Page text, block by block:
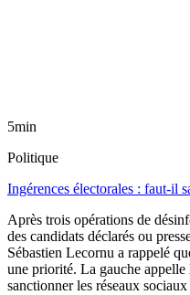
5min
Politique
Ingérences électorales : faut-il
Après trois opérations de
des candidats déclarés ou
Sébastien Lecornu a rappelé
une priorité. La gauche
sanctionner les réseaux